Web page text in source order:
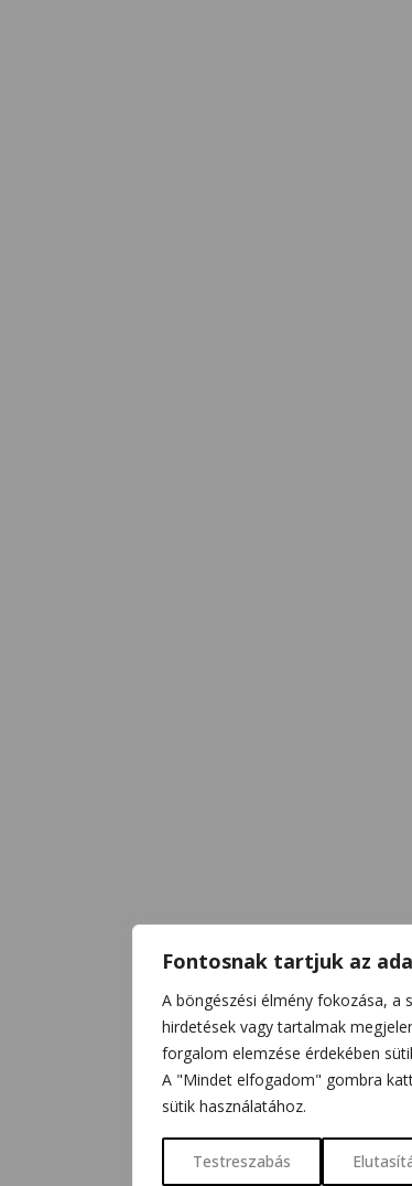
Fontosnak tartjuk az
A böngészési élmény fokozása, a
hirdetések vagy tartalmak
forgalom elemzése érdekében
A "Mindet elfogadom" gombra
sütik használatához.
Testreszabás